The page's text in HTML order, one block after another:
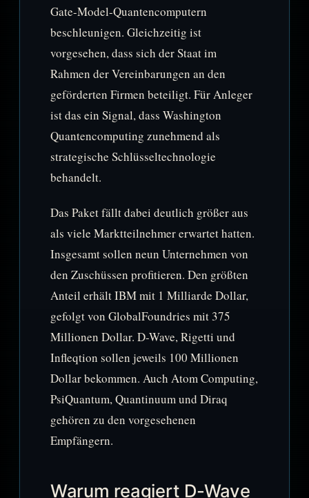
Gate-Model-Quantencomputern
beschleunigen. Gleichzeitig ist
vorgesehen, dass sich der Staat im
Rahmen der Vereinbarungen an den
geförderten Firmen beteiligt. Für Anleger
ist das ein Signal, dass Washington
Quantencomputing zunehmend als
strategische Schlüsseltechnologie
behandelt.
Das Paket fällt dabei deutlich größer aus
als viele Marktteilnehmer erwartet hatten.
Insgesamt sollen neun Unternehmen von
den Zuschüssen profitieren. Den größten
Anteil erhält IBM mit 1 Milliarde Dollar,
gefolgt von GlobalFoundries mit 375
Millionen Dollar. D-Wave, Rigetti und
Infleqtion sollen jeweils 100 Millionen
Dollar bekommen. Auch Atom Computing,
PsiQuantum, Quantinuum und Diraq
gehören zu den vorgesehenen
Empfängern.
Warum reagiert D-Wave